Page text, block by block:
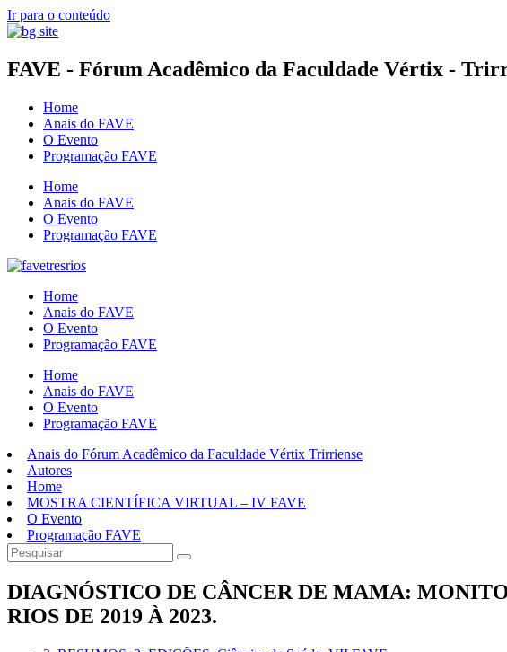
Ir para o conteúdo
FAVE - Fórum Acadêmico da Faculdade Vértix -
Home
Anais do FAVE
O Evento
Programação FAVE
Home
Anais do FAVE
O Evento
Programação FAVE
Home
Anais do FAVE
O Evento
Programação FAVE
Home
Anais do FAVE
O Evento
Programação FAVE
Anais do Fórum Acadêmico da Faculdade Vértix Trirriense
Autores
Home
MOSTRA CIENTÍFICA VIRTUAL – IV FAVE
O Evento
Programação FAVE
DIAGNÓSTICO DE CÂNCER DE MAMA:
RIOS DE 2019 À 2023.